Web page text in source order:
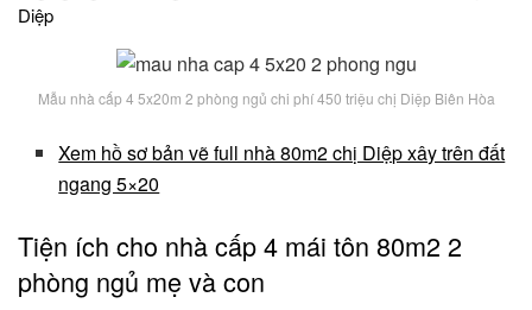
Diệp
Mẫu nhà cấp 4 5x20m 2 phòng ngủ chi phí 450 triệu chị Diệp Biên Hòa
Xem hồ sơ bản vẽ full nhà 80m2 chị Diệp xây trên đất
ngang 5×20
Tiện ích cho nhà cấp 4 mái tôn 80m2 2
phòng ngủ mẹ và con